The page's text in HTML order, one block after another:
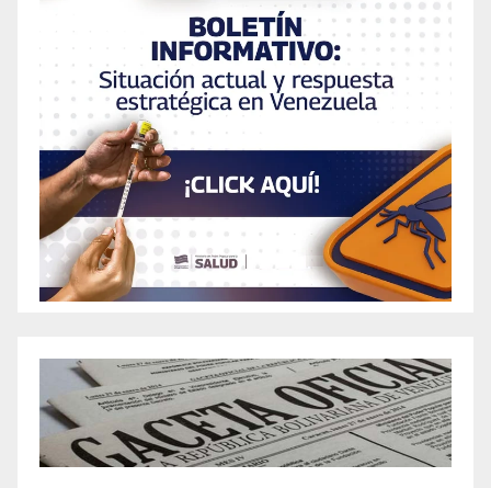
Autumn Secrets: How Brendan Fraser
Achieved His Remarkable Weight Loss?
B-Extra Reviews: Safe Diet Pills or Fake B+
Weight Loss Management Capsules?
BalancedSlim Keto Review – Are These
Ingredients Safe To Try?
Bari Drops Review: Is It Really Effective for
Weight Loss?
Battle at the Boat 82: Federal Way heavyweight
Thompson looks to stay unbeaten | Fight Night
Actually Legit Keto ACV Gummy?
BellyOrb Reviews – Does Belly Orb Skinny
Patch Work For Weight Loss?
BellyOrb Reviews – Does Belly Orb Skinny